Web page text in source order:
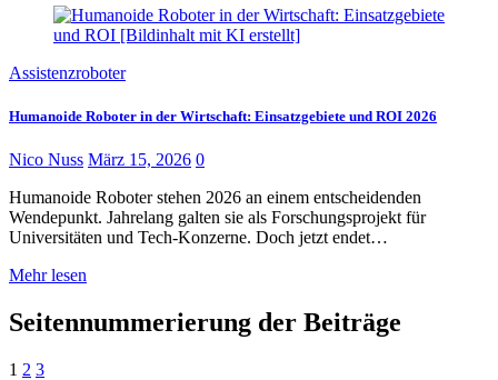
Assistenzroboter
Humanoide Roboter in der Wirtschaft: Einsatzgebiete und ROI 2026
Nico Nuss März 15, 2026 0
Humanoide Roboter stehen 2026 an einem entscheidenden
Wendepunkt. Jahrelang galten sie als Forschungsprojekt für
Universitäten und Tech-Konzerne. Doch jetzt endet…
Mehr lesen
Seitennummerierung der Beiträge
1 2 3